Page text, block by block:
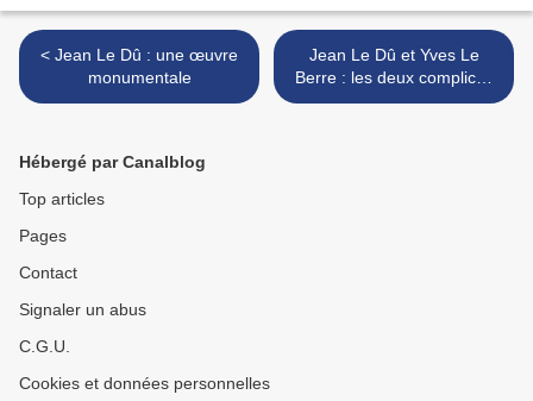
< Jean Le Dû : une œuvre
monumentale
Jean Le Dû et Yves Le
Berre : les deux complices
de la sociolinguistique
Hébergé par Canalblog
Top articles
Pages
Contact
Signaler un abus
C.G.U.
Cookies et données personnelles